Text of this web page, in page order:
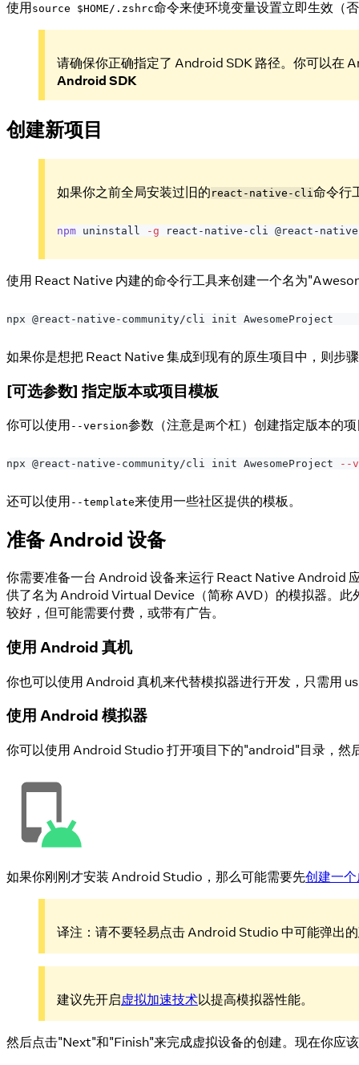
使用source $HOME/.zshrc命令来使环境变量设置立即生效（
请确保你正确指定了 Android SDK 路径。你可以在
Android SDK
创建新项目
如果你之前全局安装过旧的 react-native-cli 命令行
npm uninstall -g react-native-cli @react-
使用 React Native 内建的命令行工具来创建一个名为
npx @react-native-community/cli init AwesomeProject
如果你是想把 React Native 集成到现有的原生项目中，则步
[可选参数] 指定版本或项目模板
你可以使用 --version参数（注意是两个杠）创建指定版本的
npx @react-native-community/cli init AwesomeProject --
还可以使用 --template来使用一些社区提供的模板。
准备 Android 设备
你需要准备一台 Android 设备来运行 React Native Android
供了名为 Android Virtual Device（简称 AVD）的模拟器。此
较好，但可能需要付费，或带有广告。
使用 Android 真机
你也可以使用 Android 真机来代替模拟器进行开发，只需用
使用 Android 模拟器
你可以使用 Android Studio 打开项目下的"android"目录，然
如果你刚刚才安装 Android Studio，那么可能需要先创建一
译注：请不要轻易点击 Android Studio 中可能弹出
建议先开启虚拟加速技术以提高模拟器性能。
然后点击"Next"和"Finish"来完成虚拟设备的创建。现在你应